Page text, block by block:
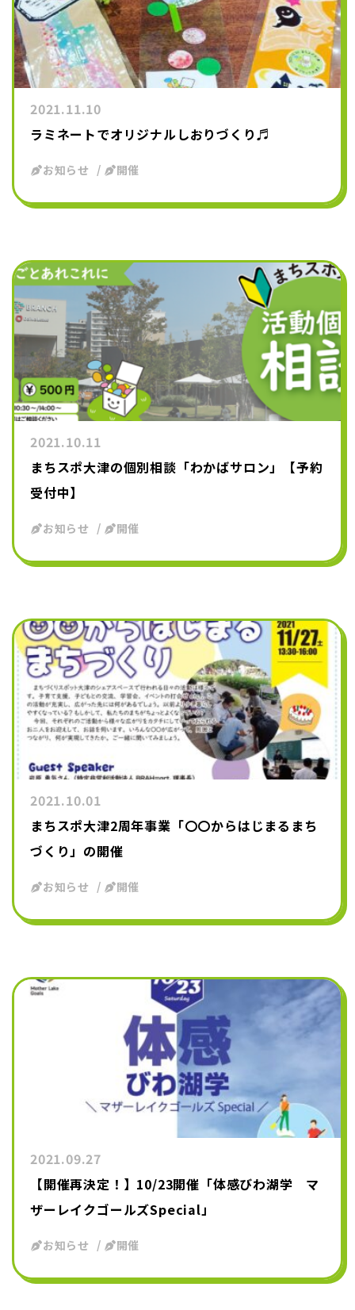
2021.11.10
ラミネートでオリジナルしおりづくり♬
お知らせ 開催
2021.10.11
まちスポ大津の個別相談「わかばサロン」【予約
受付中】
お知らせ 開催
2021.10.01
まちスポ大津2周年事業「〇〇からはじまるまち
づくり」の開催
お知らせ 開催
2021.09.27
【開催再決定！】10/23開催「体感びわ湖学 マ
ザーレイクゴールズSpecial」
お知らせ 開催